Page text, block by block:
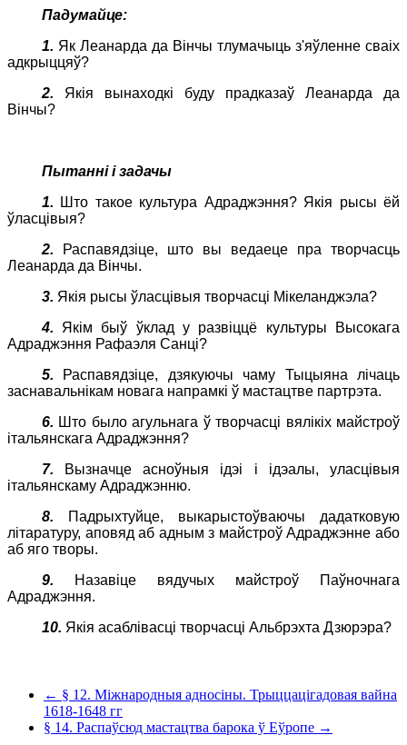
Падумайце:
1. Як Леанарда да Вінчы тлумачыць з'яўленне сваіх
адкрыццяў?
2. Якія вынаходкі буду прадказаў Леанарда да
Вінчы?
Пытанні і задачы
1. Што такое культура Адраджэння? Якія рысы ёй
ўласцівыя?
2. Распавядзіце, што вы ведаеце пра творчасць
Леанарда да Вінчы.
3. Якія рысы ўласцівыя творчасці Мікеланджэла?
4. Якім быў ўклад у развіццё культуры Высокага
Адраджэння Рафаэля Санці?
5. Распавядзіце, дзякуючы чаму Тыцыяна лічаць
заснавальнікам новага напрамкі ў мастацтве партрэта.
6. Што было агульнага ў творчасці вялікіх майстроў
італьянскага Адраджэння?
7. Вызначце асноўныя ідэі і ідэалы, уласцівыя
італьянскаму Адраджэнню.
8.
Падрыхтуйце, выкарыстоўваючы дадатковую
літаратуру, аповяд аб адным з майстроў Адраджэнне або
аб яго творы.
9.
Назавіце вядучых майстроў Паўночнага
Адраджэння.
10. Якія асаблівасці творчасці Альбрэхта Дзюрэра?
← § 12. Міжнародныя адносіны. Трыццацігадовая вайна
1618-1648 гг
§ 14. Распаўсюд мастацтва барока ў Еўропе →